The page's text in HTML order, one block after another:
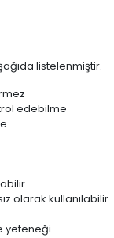
listelenmiştir.
edebilme
olarak kullanılabilir
yeteneği